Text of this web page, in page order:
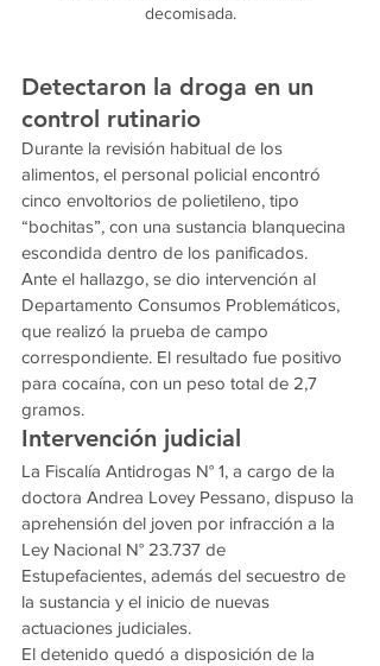
decomisada.
Detectaron la droga en un
control rutinario
Durante la revisión habitual de los
alimentos, el personal policial encontró
cinco envoltorios de polietileno, tipo
“bochitas”, con una sustancia blanquecina
escondida dentro de los panificados.
Ante el hallazgo, se dio intervención al
Departamento Consumos Problemáticos,
que realizó la prueba de campo
correspondiente. El resultado fue positivo
para cocaína, con un peso total de 2,7
gramos.
Intervención judicial
La Fiscalía Antidrogas N° 1, a cargo de la
doctora Andrea Lovey Pessano, dispuso la
aprehensión del joven por infracción a la
Ley Nacional N° 23.737 de
Estupefacientes, además del secuestro de
la sustancia y el inicio de nuevas
actuaciones judiciales.
El detenido quedó a disposición de la